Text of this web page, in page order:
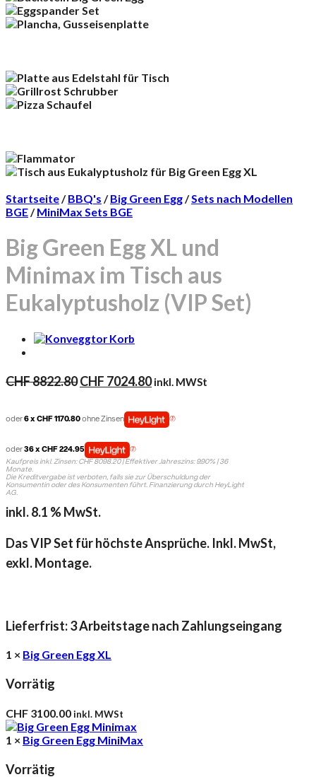
Startseite/ BBQ's / Big Green Egg/Sets nach Modellen
BGE/ MiniMax Sets BGE
Big Green Egg XL und
Minimax im Tisch aus
Eukalyptusholz (VIP Set)
CHF8822.80Ursprünglicher
war:
CHF 8822.80
CHF 7024.80Aktueller
ist:
inkl. MWSt
oder6 x CHF 1170.80ohne Zinsen
oder36 x CHF 224.95
Kaufpreis inkl. Zinsen: CHF 8098.20 | Effektiver Jahreszins: 9.90% | 36
Monate.
Die Kreditvergabe ist verboten, falls sie zur Überschuldung der
Konsumentin oder des Konsumenten führt. Finanzierung durch HeyLight
AG.
inkl. 8.1 % MwSt.
Das VIP Set für höchste Ansprüche. Inkl. MwSt,
exkl. Montage.
Lieferfrist: 3 Arbeitstage nach Zahlungseingang
1 × Big Green Egg XL
Vorrätig
CHF 3100.00inkl. MWSt
1 × Big Green Egg MiniMax
Vorrätig